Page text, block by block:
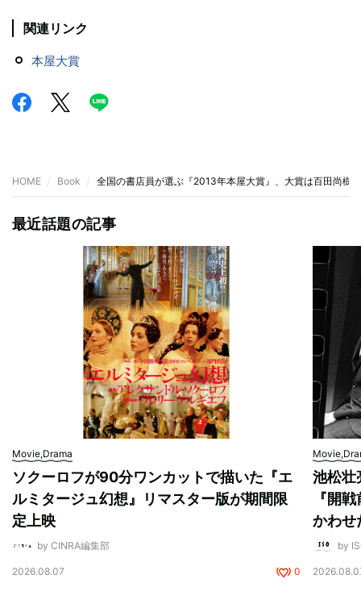
関連リンク
本屋大賞
HOME Book 全国の書店員が選ぶ『2013年本屋大賞』、大賞は百田尚樹
最近話題の記事
Movie,Drama
ソクーロフが90分ワンカットで描いた『エ
ルミタージュ幻想』リマスター版が期間限
定上映
by CINRA編集部
2026.08.07 0
池松壮
『開
かわせ
by